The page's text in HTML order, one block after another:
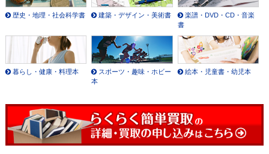
歴史・地理・社会科学書 建築・デザイン・美術書
楽譜・DVD・CD・音楽
書
暮らし・健康・料理本
スポーツ・趣味・ホビー
本
絵本・児童書・幼児本